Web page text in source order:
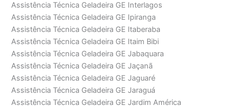
Assistência Técnica Geladeira GE Interlagos
Assistência Técnica Geladeira GE Ipiranga
Assistência Técnica Geladeira GE Itaberaba
Assistência Técnica Geladeira GE Itaim Bibi
Assistência Técnica Geladeira GE Jabaquara
Assistência Técnica Geladeira GE Jaçanã
Assistência Técnica Geladeira GE Jaguaré
Assistência Técnica Geladeira GE Jaraguá
Assistência Técnica Geladeira GE Jardim América